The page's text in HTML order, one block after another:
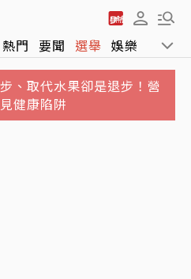
熱門 要聞 選舉 娛樂 運動
、取代水果卻是退步！營
健康陷阱